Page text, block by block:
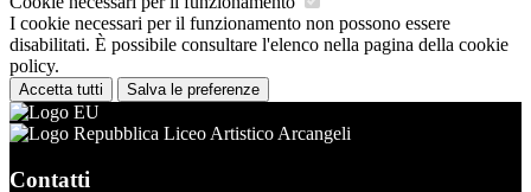
I cookie necessari per il funzionamento non possono essere
disabilitati. È possibile consultare l'elenco nella pagina della cookie
policy.
Accetta tutti Salva le preferenze
Liceo Artistico Arcangeli
Contatti